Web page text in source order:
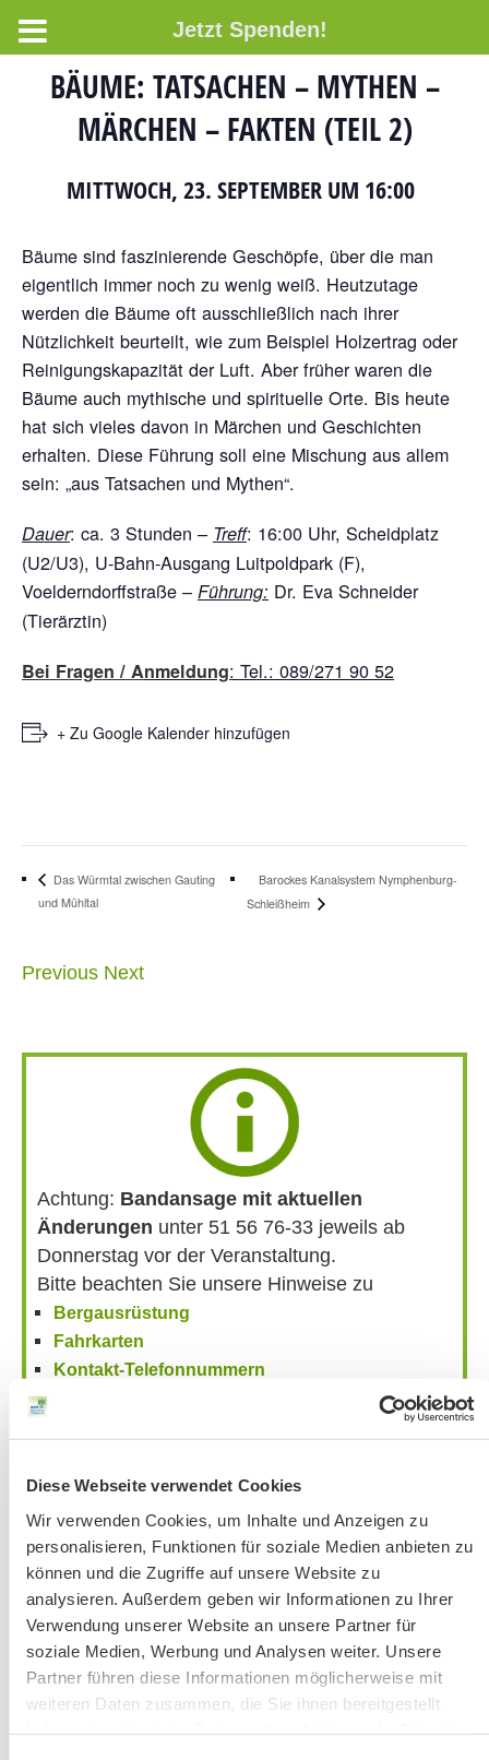
Diese Webseite verwendet Cookies
Wir verwenden Cookies, um Inhalte und Anzeigen zu
personalisieren, Funktionen für soziale Medien anbieten zu
können und die Zugriffe auf unsere Website zu
analysieren. Außerdem geben wir Informationen zu Ihrer
Verwendung unserer Website an unsere Partner für
soziale Medien, Werbung und Analysen weiter. Unsere
Partner führen diese Informationen möglicherweise mit
weiteren Daten zusammen, die Sie ihnen bereitgestellt
BÄUME: TATSACHEN – MYTHEN –
MÄRCHEN – FAKTEN (TEIL 2)
MITTWOCH, 23. SEPTEMBER UM 16:00
Bäume sind faszinierende Geschöpfe, über die man
eigentlich immer noch zu wenig weiß. Heutzutage
werden die Bäume oft ausschließlich nach ihrer
Nützlichkeit beurteilt, wie zum Beispiel Holzertrag oder
Reinigungskapazität der Luft. Aber früher waren die
Bäume auch mythische und spirituelle Orte. Bis heute
hat sich vieles davon in Märchen und Geschichten
erhalten. Diese Führung soll eine Mischung aus allem
sein: „aus Tatsachen und Mythen“.
Dauer: ca. 3 Stunden – Treff: 16:00 Uhr, Scheidplatz
(U2/U3), U-Bahn-Ausgang Luitpoldpark (F),
Voelderndorffstraße – Führung: Dr. Eva Schneider
(Tierärztin)
Bei Fragen / Anmeldung: Tel.: 089/271 90 52
+ Zu Google Kalender hinzufügen
Das Würmtal zwischen Gauting
und Mühltal
Barockes Kanalsystem Nymphenburg-
Schleißheim
Previous Next
Achtung: Bandansage mit aktuellen
Änderungen unter 51 56 76-33 jeweils ab
Donnerstag vor der Veranstaltung.
Bitte beachten Sie unsere Hinweise zu
Bergausrüstung
Fahrkarten
Kontakt-Telefonnummern
AKTUELLE ÄNDERUNGEN BEIM BILDUNGSWERK:
Aktuelle Änderungen bei unseren Exkursionen
Jetzt Spenden!